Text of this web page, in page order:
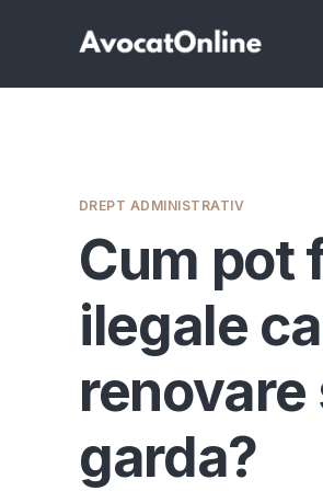
DREPT ADMINISTRATIV
Cum pot
ilegale
garda?